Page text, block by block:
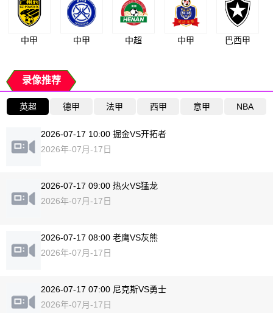
中甲 中甲 中超 中甲 巴西甲
录像推荐
英超 德甲 法甲 西甲 意甲 NBA
2026-07-17 10:00 掘金VS开拓者
2026年-07月-17日
2026-07-17 09:00 热火VS猛龙
2026年-07月-17日
2026-07-17 08:00 老鹰VS灰熊
2026年-07月-17日
2026-07-17 07:00 尼克斯VS勇士
2026年-07月-17日